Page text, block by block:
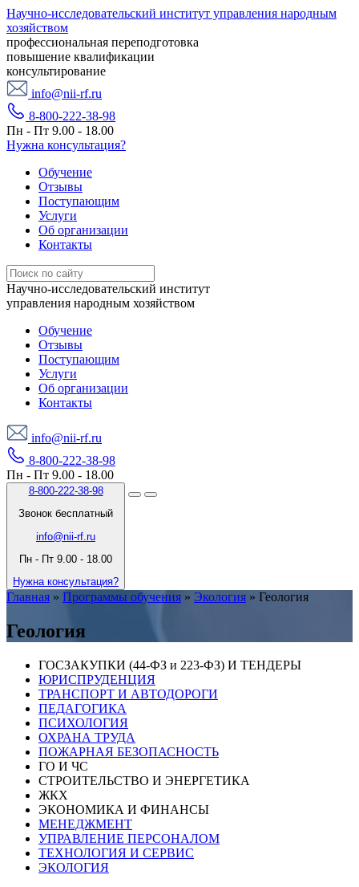
Научно-исследовательский институт управления народным
хозяйством
профессиональная переподготовка
повышение квалификации
консультирование
info@nii-rf.ru
8-800-222-38-98
Пн - Пт 9.00 - 18.00
Нужна консультация?
Обучение
Отзывы
Поступающим
Услуги
Об организации
Контакты
Научно-исследовательский институт
управления народным хозяйством
Обучение
Отзывы
Поступающим
Услуги
Об организации
Контакты
info@nii-rf.ru
8-800-222-38-98
Пн - Пт 9.00 - 18.00
8-800-222-38-98
Звонок бесплатный
info@nii-rf.ru
Пн - Пт 9.00 - 18.00
Нужна консультация?
Главная » Программы обучения » Экология » Геология
Геология
ГОСЗАКУПКИ (44-ФЗ и 223-ФЗ) И ТЕНДЕРЫ
ЮРИСПРУДЕНЦИЯ
ТРАНСПОРТ И АВТОДОРОГИ
ПЕДАГОГИКА
ПСИХОЛОГИЯ
ОХРАНА ТРУДА
ПОЖАРНАЯ БЕЗОПАСНОСТЬ
ГО И ЧС
СТРОИТЕЛЬСТВО И ЭНЕРГЕТИКА
ЖКХ
ЭКОНОМИКА И ФИНАНСЫ
МЕНЕДЖМЕНТ
УПРАВЛЕНИЕ ПЕРСОНАЛОМ
ТЕХНОЛОГИЯ И СЕРВИС
ЭКОЛОГИЯ